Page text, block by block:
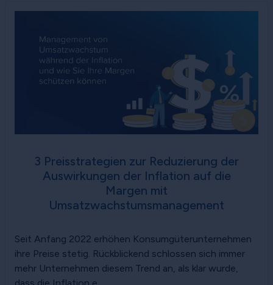
3 Preisstrategien zur Reduzierung der
Auswirkungen der Inflation auf die
Margen mit
Umsatzwachstumsmanagement
Seit Anfang 2022 erhöhen Konsumgüterunternehmen
ihre Preise stetig. Rückblickend schlossen sich immer
mehr Unternehmen diesem Trend an, als klar wurde,